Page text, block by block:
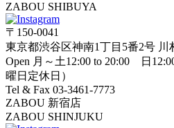
ZABOU SHIBUYA
〒150-0041
東京都渋谷区神南1丁目5番2号 川
Open 月～土12:00 to 20:00 日
曜日定休日）
Tel & Fax 03-3461-7773
ZABOU 新宿店
ZABOU SHINJUKU